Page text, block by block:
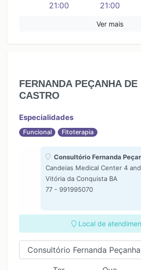
21:00
21:00
22:00
Ver mais
FERNANDA PEÇANHA DE
CASTRO
Especialidades
Funcional Fitoterapia
Consultório Fernanda
Candeias Medical Center 4
Vitória da Conquista BA
77 - 991995070
Local de